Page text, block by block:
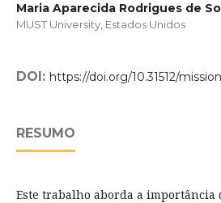
Maria Aparecida Rodrigues de
MUST University, Estados Unidos
DOI: https://doi.org/10.31512/
RESUMO
Este trabalho aborda a importância